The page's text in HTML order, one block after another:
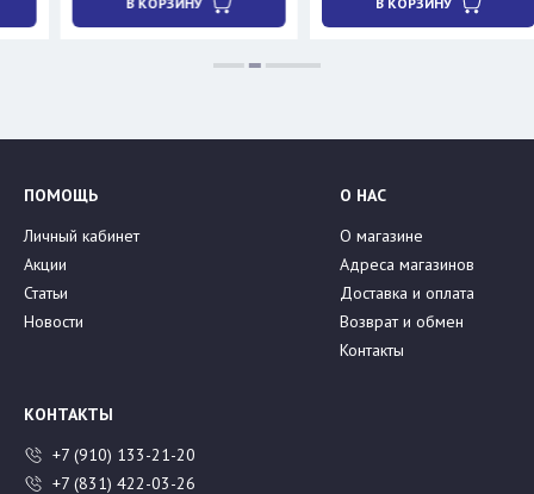
ПОМОЩЬ
Личный кабинет
Акции
Статьи
Новости
О НАС
О магазине
Адреса магазинов
Доставка и оплата
Возврат и обмен
Контакты
КОНТАКТЫ
+7 (910) 133-21-20
+7 (831) 422-03-26